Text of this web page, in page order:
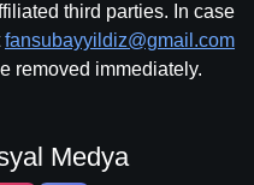
third parties. In case
fansubayyildiz@gmail.com
removed immediately.
Medya